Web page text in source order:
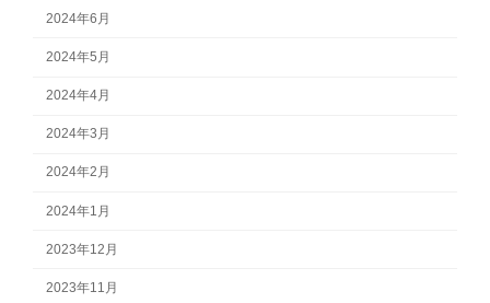
2024年6月
2024年5月
2024年4月
2024年3月
2024年2月
2024年1月
2023年12月
2023年11月